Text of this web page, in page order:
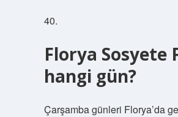
40.
Florya Sosyete
hangi gün?
Çarşamba günleri Florya’da